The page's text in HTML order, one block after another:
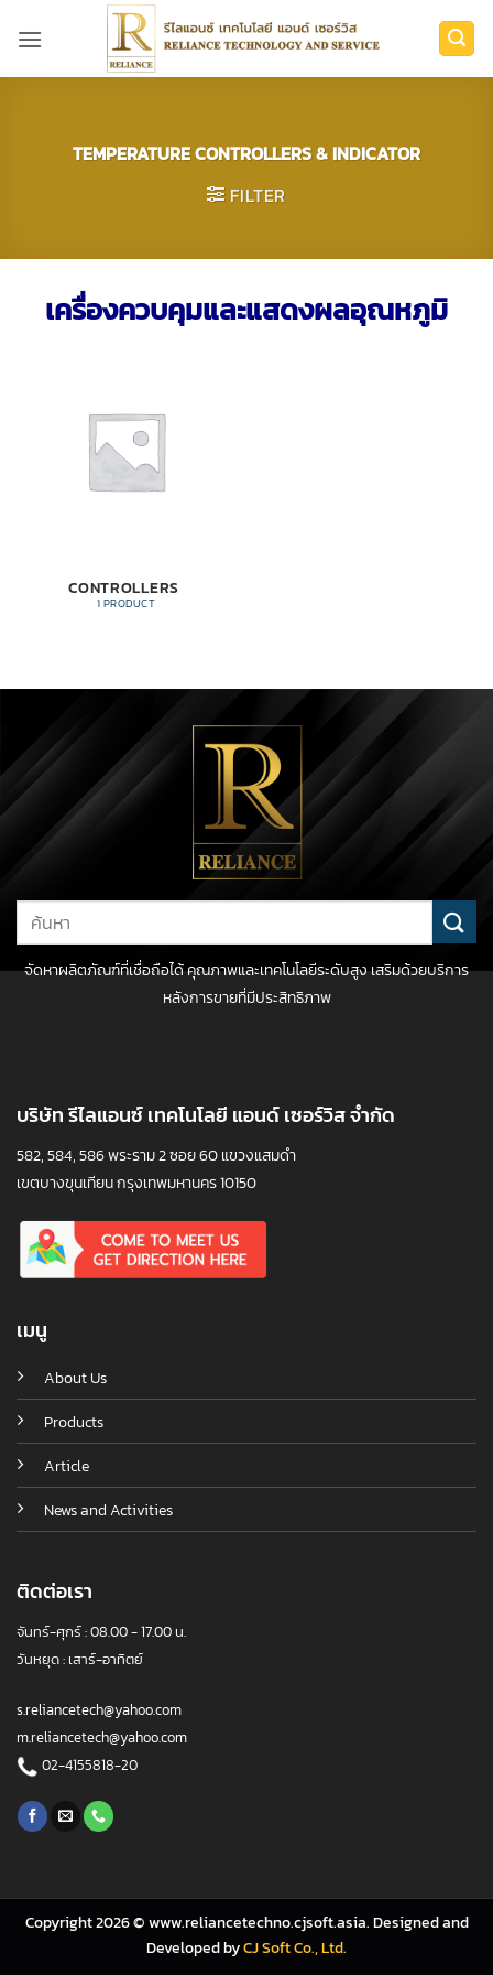
TEMPERATURE CONTROLLERS & INDICATOR
FILTER
เครื่องควบคุมและแสดงผลอุณหภูมิ
CONTROLLERS
1 PRODUCT
Search
for:
จัดหาผลิตภัณฑ์ที่เชื่อถือได้ คุณภาพและเทคโนโลยีระดับสูง เสริมด้วยบริการ
หลังการขายที่มีประสิทธิภาพ
เมนู
About Us
Products
Article
News and Activities
ติดต่อเรา
จันทร์-ศุกร์ : 08.00 - 17.00 น.
วันหยุด : เสาร์-อาทิตย์
s.reliancetech@yahoo.com
m.reliancetech@yahoo.com
02-4155818-20
บริษัท รีไลแอนซ์ เทคโนโลยี แอนด์ เซอร์วิส จำกัด
582, 584, 586 พระราม 2 ซอย 60 แขวงแสมดำ
เขตบางขุนเทียน กรุงเทพมหานคร 10150
Copyright 2026 © www.reliancetechno.cjsoft.asia. Designed and
Developed byCJ Soft Co., Ltd.